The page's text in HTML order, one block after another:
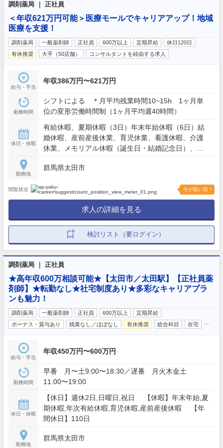
調剤薬局 ｜ 正社員
＜年収621万円可能＞医療モールでキャリアアップ！地域
医療を支援！
調剤薬局 一般薬剤師 正社員 600万以上 定期昇給
休日120日
有休推奨
大手（50店舗） コンサルタントを経由する求人
給与・手当
年収386万円〜621万円
勤務時間
シフトによる ＊月平均残業時間10~15h 1ヶ月単
位の変形労働時間制（1ヶ月平均週40時間）
休日・休暇
有給休暇、夏期休暇（3日）年末年始休暇（6日）結
婚休暇、産前産後休業、育児休業、看護休暇、介護
休業、メモリアル休暇（誕生日・結婚記念日）、忌
勤務地
群馬県太田市
閲覧状況 今が狙い目！
求人の詳細を見る
検討リスト（要ログイン）
調剤薬局 ｜ 正社員
★高年収600万相談可能★【太田市／太田駅】【正社員薬
剤師】★転勤なし★社宅制度あり★多彩なキャリアプラ
ンも魅力！
調剤薬局 一般薬剤師 正社員 600万以上
定期昇給
ボーナス・賞与あり
残業なし／ほぼなし 有休推奨 総合科目 在宅
給与・手当
年収450万円〜600万円
勤務時間
早番 月〜土9:00〜18:30／遅番 月火木金土
11:00〜19:00
休日・休暇
【休日】週休2日,日曜日,祝日 【休暇】年末年始,夏
期休暇,年次有給休暇,育児休暇,産前産後休暇 【年
間休日】110日
勤務地
群馬県太田市